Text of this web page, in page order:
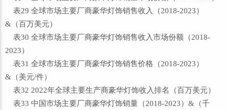
表29 全球市场主要厂商豪华灯饰销售收入（2018-2023）
&（百万美元）
表30 全球市场主要厂商豪华灯饰销售收入市场份额（2018-
2023）
表31 全球市场主要厂商豪华灯饰销售价格（2018-2023）
&（美元/件）
表32 2022年全球主要生产商豪华灯饰收入排名（百万美元）
表33 中国市场主要厂商豪华灯饰销量（2018-2023）&（千